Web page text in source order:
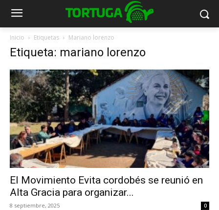
Inicio Etiquetas Mariano lorenzo
Etiqueta: mariano lorenzo
El Movimiento Evita cordobés se reunió en
Alta Gracia para organizar...
8 septiembre, 2025 0